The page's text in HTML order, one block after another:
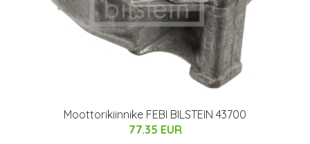
Moottorikiinnike FEBI BILSTEIN 43700
77.35 EUR